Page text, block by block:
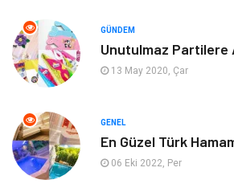
Organizasyon Mobilya
Tatil Finans
Turizm
GÜNDEM
Unutulmaz Partilere
13 May 2020, Çar
GENEL
En Güzel Türk
06 Eki 2022, Per